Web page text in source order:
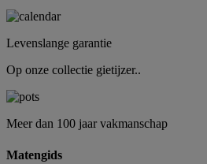
Levenslange garantie
Op onze collectie gietijzer..
Meer dan 100 jaar vakmanschap
Matengids